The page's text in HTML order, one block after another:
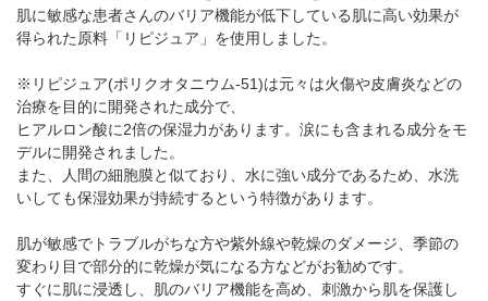
肌に敏感な患者さんのバリア機能が低下している肌に高い効果が
得られた原料「リピジュア」を使用しました。
※リピジュア(ポリクオタニウム-51)は元々は火傷や皮膚炎などの
治療を目的に開発された成分で、
ヒアルロン酸に2倍の保湿力があります。涙にも含まれる成分をモ
デルに開発されました。
また、人間の細胞膜と似ており、水に強い成分であるため、水洗
いしても保湿効果が持続するという特徴があります。
肌が敏感でトラブルがちな方や紫外線や乾燥のダメージ、季節の
変わり目で部分的に乾燥が気になる方などがお勧めです。
すぐに肌に浸透し、肌のバリア機能を高め、刺激から肌を保護し